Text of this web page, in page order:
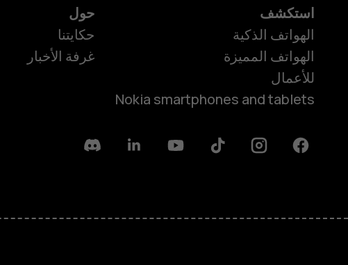
استكشف
الهواتف الذكية
الهواتف المميزة
للأعمال
Nokia smartphones and tablets
حول
حكايتنا
غرفة الأخبار
Facebook
Instagram
Tiktok
Youtube
Linkedin
Discord